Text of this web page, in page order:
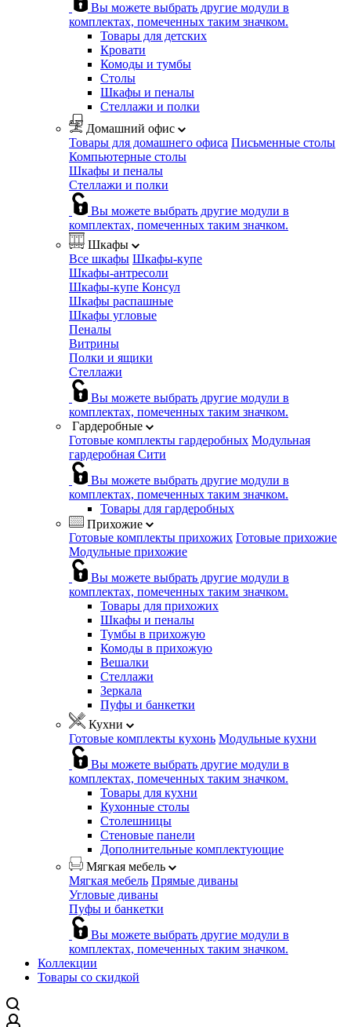
Вы можете выбрать другие модули в
комплектах, помеченных таким значком.
Товары для детских
Кровати
Комоды и тумбы
Столы
Шкафы и пеналы
Стеллажи и полки
Домашний офис
Товары для домашнего офиса Письменные столы
Компьютерные столы
Шкафы и пеналы
Стеллажи и полки
Вы можете выбрать другие модули в
комплектах, помеченных таким значком.
Шкафы
Все шкафы Шкафы-купе
Шкафы-антресоли
Шкафы-купе Консул
Шкафы распашные
Шкафы угловые
Пеналы
Витрины
Полки и ящики
Стеллажи
Вы можете выбрать другие модули в
комплектах, помеченных таким значком.
Гардеробные
Готовые комплекты гардеробных Модульная
гардеробная Сити
Вы можете выбрать другие модули в
комплектах, помеченных таким значком.
Товары для гардеробных
Прихожие
Готовые комплекты прихожих Готовые прихожие
Модульные прихожие
Вы можете выбрать другие модули в
комплектах, помеченных таким значком.
Товары для прихожих
Шкафы и пеналы
Тумбы в прихожую
Комоды в прихожую
Вешалки
Стеллажи
Зеркала
Пуфы и банкетки
Кухни
Готовые комплекты кухонь Модульные кухни
Вы можете выбрать другие модули в
комплектах, помеченных таким значком.
Товары для кухни
Кухонные столы
Столешницы
Стеновые панели
Дополнительные комплектующие
Мягкая мебель
Мягкая мебель Прямые диваны
Угловые диваны
Пуфы и банкетки
Вы можете выбрать другие модули в
комплектах, помеченных таким значком.
Коллекции
Товары со скидкой